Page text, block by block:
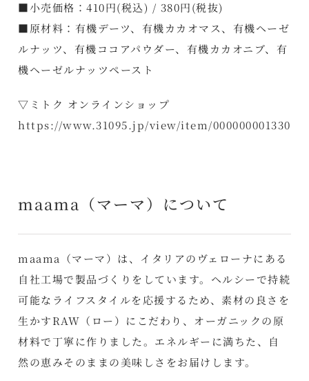
■小売価格：410円(税込) / 380円(税抜)
■原材料：有機デーツ、有機カカオマス、有機ヘーゼ
ルナッツ、有機ココアパウダー、有機カカオニブ、有
機ヘーゼルナッツペースト
▽ミトク オンラインショップ
https://www.31095.jp/view/item/000000001330
maama（マーマ）について
maama（マーマ）は、イタリアのヴェローナにある
自社工場で製品づくりをしています。ヘルシーで持続
可能なライフスタイルを応援するため、素材の良さを
生かすRAW（ロー）にこだわり、オーガニックの原
材料で丁寧に作りました。エネルギーに満ちた、自
然の恵みそのままの美味しさをお届けします。